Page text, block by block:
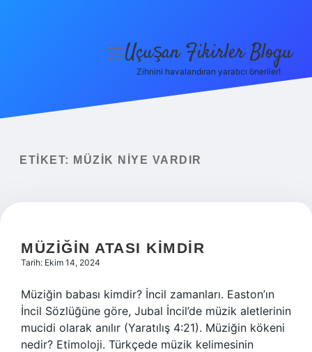
Yasal Uyarı
menüyü
Uçuşan Fikirler Blogu
Zihnini havalandıran yaratıcı öneriler!
ETIKET: MÜZIK NIYE VARDIR
MÜZIĞIN ATASI KIMDIR
Tarih: Ekim 14, 2024
Müziğin babası kimdir? İncil zamanları. Easton’ın
İncil Sözlüğüne göre, Jubal İncil’de müzik aletlerinin
mucidi olarak anılır (Yaratılış 4:21). Müziğin kökeni
nedir? Etimoloji. Türkçede müzik kelimesinin